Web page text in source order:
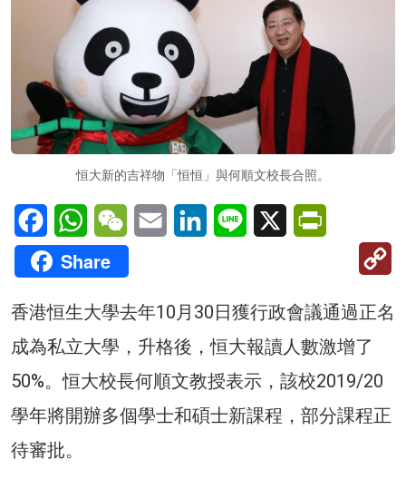
恒大新的吉祥物「恒恒」與何順文校長合照。
FacebookWhatsAppWeChatEmail LinkedInLine X
Share
香港恒生大學去年10月30日獲行政會議通過正名
成為私立大學，升格後，恒大報讀人數激增了
50%。恒大校長何順文教授表示，該校2019/20
學年將開辦多個學士和碩士新課程，部分課程正
待審批。